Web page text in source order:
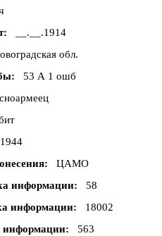
__.__.1914
обл.
53 А 1 ошб
ЦАМО
информации
58
информации
18002
информации
563